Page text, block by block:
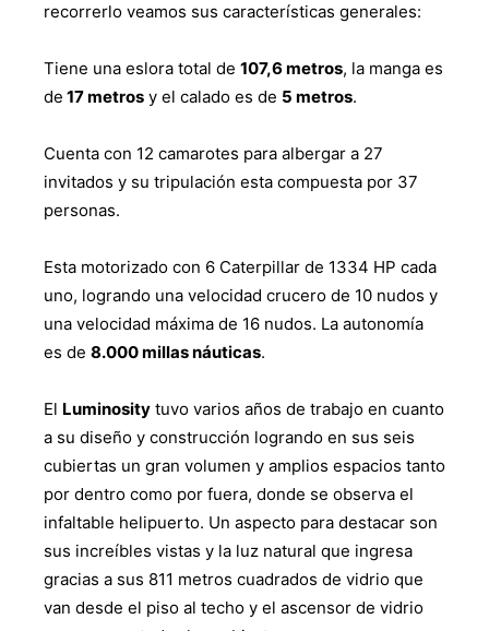
recorrerlo veamos sus características generales:
Tiene una eslora total de 107,6 metros, la manga es
de 17 metros y el calado es de 5 metros.
Cuenta con 12 camarotes para albergar a 27
invitados y su tripulación esta compuesta por 37
personas.
Esta motorizado con 6 Caterpillar de 1334 HP cada
uno, logrando una velocidad crucero de 10 nudos y
una velocidad máxima de 16 nudos. La autonomía
es de 8.000 millas náuticas.
El Luminosity tuvo varios años de trabajo en cuanto
a su diseño y construcción logrando en sus seis
cubiertas un gran volumen y amplios espacios tanto
por dentro como por fuera, donde se observa el
infaltable helipuerto. Un aspecto para destacar son
sus increíbles vistas y la luz natural que ingresa
gracias a sus 811 metros cuadrados de vidrio que
van desde el piso al techo y el ascensor de vidrio